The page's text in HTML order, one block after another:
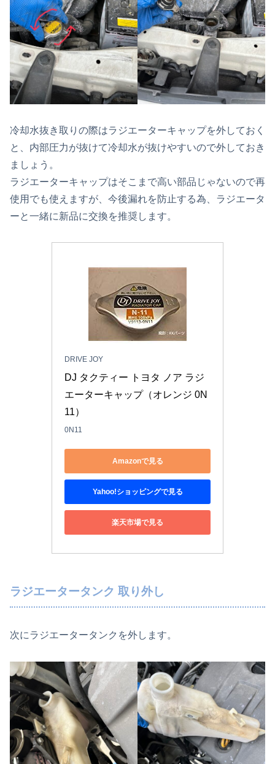
冷却水抜き取りの際はラジエーターキャップを外しておく
と、内部圧力が抜けて冷却水が抜けやすいので外しておき
ましょう。
ラジエーターキャップはそこまで高い部品じゃないので再
使用でも使えますが、今後漏れを防止する為、ラジエータ
ーと一緒に新品に交換を推奨します。
DRIVE JOY
DJ タクティー トヨタ ノア ラジ
エーターキャップ（オレンジ 0N
11）
0N11
Amazonで見る
Yahoo!ショッピングで見る
楽天市場で見る
ラジエータータンク 取り外し
次にラジエータータンクを外します。